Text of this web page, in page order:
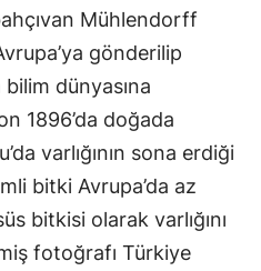
Mühlendorff
gönderilip
bilim dünyasına
1896’da doğada
varlığının sona erdiği
bitki Avrupa’da az
bitkisi olarak varlığını
fotoğrafı Türkiye